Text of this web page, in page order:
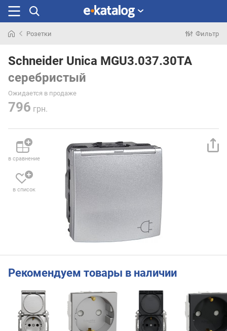
раньше
Розетки Фильтр
Schneider Unica MGU3.037.30TA
серебристый
Ожидается в продаже
796 грн.
в сравнение
в список
Рекомендуем товары в наличии